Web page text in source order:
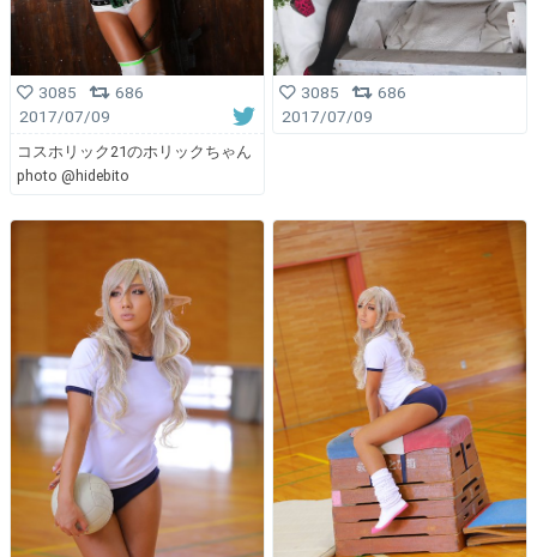
3085
686
2017/07/09
コスホリック21のホリックちゃん
photo @hidebito
3085
686
2017/07/09